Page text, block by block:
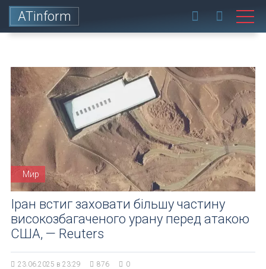
ATinform
Мир
Іран встиг заховати більшу частину
високозбагаченого урану перед атакою
США, — Reuters
23.06.2025 в 23:29 876 0